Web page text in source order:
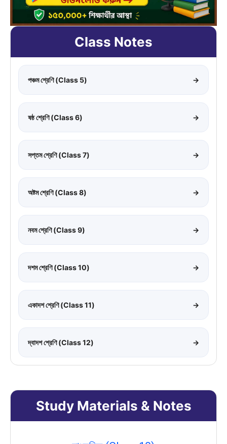
Class Notes
পঞ্চম শ্রেণি (Class 5) →
ষষ্ঠ শ্রেণি (Class 6) →
সপ্তম শ্রেণি (Class 7) →
অষ্টম শ্রেণি (Class 8) →
নবম শ্রেণি (Class 9) →
দশম শ্রেণি (Class 10) →
একাদশ শ্রেণি (Class 11) →
দ্বাদশ শ্রেণি (Class 12) →
Study Materials & Notes